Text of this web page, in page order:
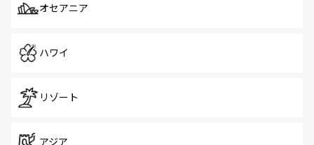
オセアニア
ハワイ
リゾート
アジア